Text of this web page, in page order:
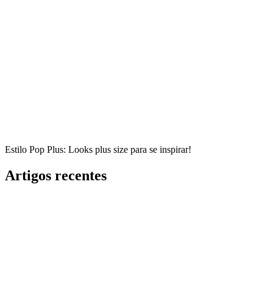
Estilo Pop Plus: Looks plus size para se inspirar!
Artigos recentes